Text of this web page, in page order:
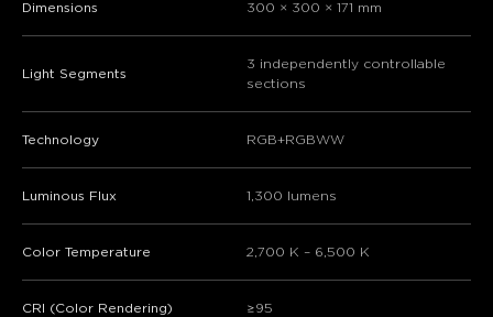
Dimensions 300 × 300 × 171 mm
​​Light Segments​​
​​3 independently controllable
sections​​
Technology RGB+RGBWW
Luminous Flux 1,300 lumens
Color Temperature 2,700 K – 6,500 K
CRI (Color Rendering) ≥95